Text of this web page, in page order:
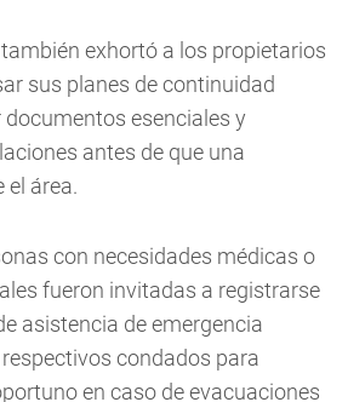
exhortó a los propietarios
sus planes de continuidad
esenciales y
antes de que una
el área.
con necesidades médicas o
fueron invitadas a registrarse
asistencia de emergencia
condados para
en caso de evacuaciones